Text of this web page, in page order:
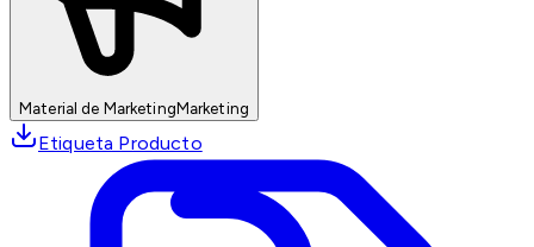
Material de MarketingMarketing
Etiqueta Producto